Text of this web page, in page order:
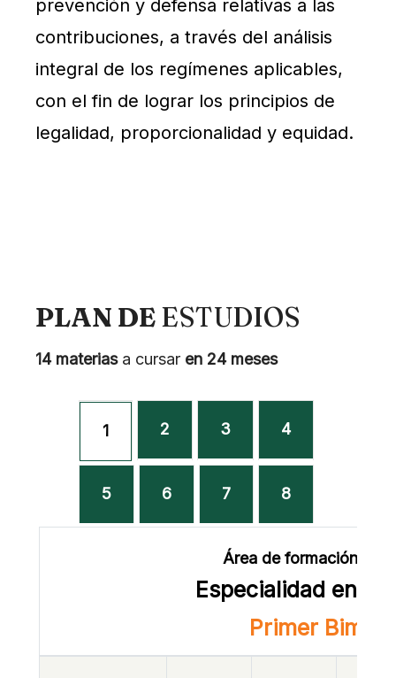
prevención y defensa relativas a las
contribuciones, a través del análisis
integral de los regímenes aplicables,
con el fin de lograr los principios de
legalidad, proporcionalidad y equidad.
PLAN DEESTUDIOS
14 materiasa cursar en 24 meses
1 2 3 4
5 6 7 8
Área de formación
Especialidad en
Primer